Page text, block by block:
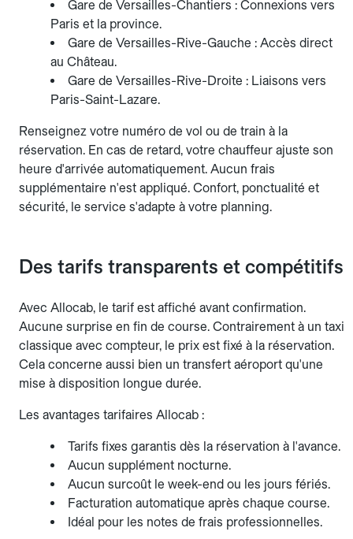
Gare de Versailles-Chantiers : Connexions vers
Paris et la province.
Gare de Versailles-Rive-Gauche : Accès direct
au Château.
Gare de Versailles-Rive-Droite : Liaisons vers
Paris-Saint-Lazare.
Renseignez votre numéro de vol ou de train à la
réservation. En cas de retard, votre chauffeur ajuste son
heure d'arrivée automatiquement. Aucun frais
supplémentaire n'est appliqué. Confort, ponctualité et
sécurité, le service s'adapte à votre planning.
Des tarifs transparents et compétitifs
Avec Allocab, le tarif est affiché avant confirmation.
Aucune surprise en fin de course. Contrairement à un taxi
classique avec compteur, le prix est fixé à la réservation.
Cela concerne aussi bien un transfert aéroport qu'une
mise à disposition longue durée.
Les avantages tarifaires Allocab :
Tarifs fixes garantis dès la réservation à l'avance.
Aucun supplément nocturne.
Aucun surcoût le week-end ou les jours fériés.
Facturation automatique après chaque course.
Idéal pour les notes de frais professionnelles.